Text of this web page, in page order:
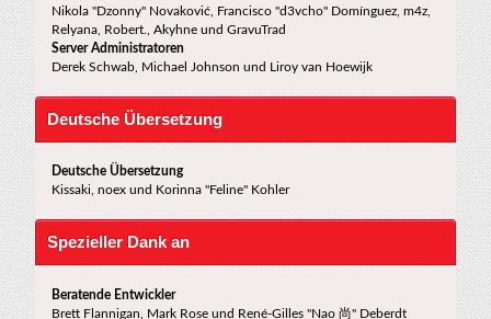
Nikola "Dzonny" Novaković, Francisco "d3vcho" Domínguez, m4z,
Relyana, Robert., Akyhne und GravuTrad
Server Administratoren
Derek Schwab, Michael Johnson und Liroy van Hoewijk
Deutsche Übersetzung
Deutsche Übersetzung
Kissaki, noex und Korinna "Feline" Kohler
Spezieller Dank an
Beratende Entwickler
Brett Flannigan, Mark Rose und René-Gilles "Nao 尚" Deberdt